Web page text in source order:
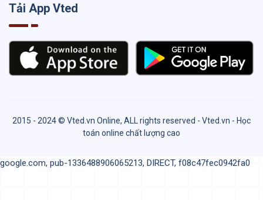
Tải App Vted
2015 - 2024 © Vted.vn Online, ALL rights reserved - Vted.vn - Học
toán online chất lượng cao
google.com, pub-1336488906065213, DIRECT, f08c47fec0942fa0